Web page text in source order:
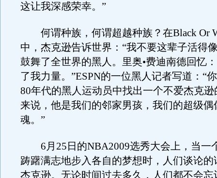
这让我深感荣幸。”
何谓种族，何谓超越种族？在Black Or
中，杰克逊告诉世界：“我不要这辈子活得
鼓舞了全世界的黑人。里奥•费迪南德回忆
了我力量。”ESPN的一位黑人记者写道：“
80年代的黑人运动员中找出一个不爱杰克
来说，他是我们的邻家男孩，我们的超级偶
魂。”
6月25日的NBA2009选秀大会上，当一
踌躇满志地步入各自的梦想时，人们谈论的
杰克逊。无论时间过去多久，人们都不会忘